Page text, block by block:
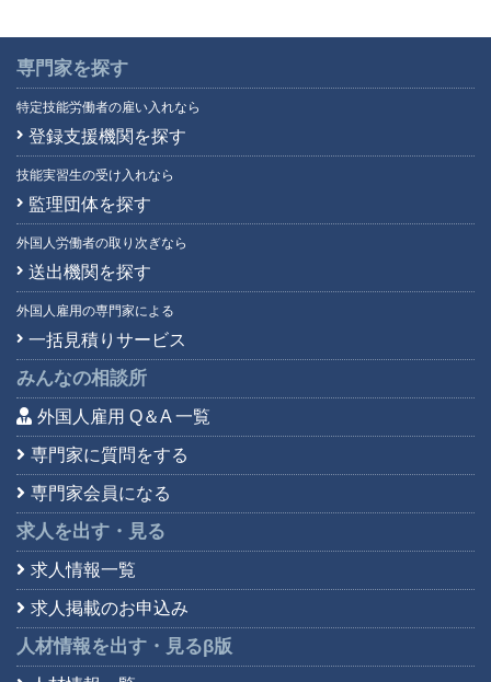
専門家を探す
特定技能労働者の雇い入れなら
登録支援機関を探す
技能実習生の受け入れなら
監理団体を探す
外国人労働者の取り次ぎなら
送出機関を探す
外国人雇用の専門家による
一括見積りサービス
みんなの相談所
外国人雇用 Q＆A 一覧
専門家に質問をする
専門家会員になる
求人を出す・見る
求人情報一覧
求人掲載のお申込み
人材情報を出す・見るβ版